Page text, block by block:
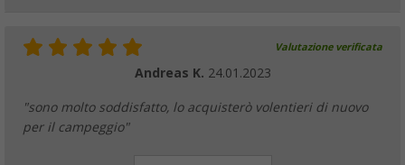
Valutazione verificata
Andreas K. 24.01.2023
"sono molto soddisfatto, lo acquisterò volentieri di nuovo
per il campeggio"